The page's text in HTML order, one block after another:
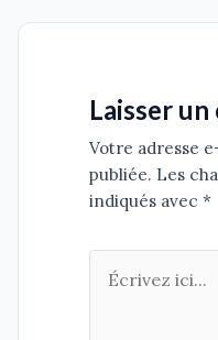
Laisser
Votre adresse
publiée. Les
indiqués avec *